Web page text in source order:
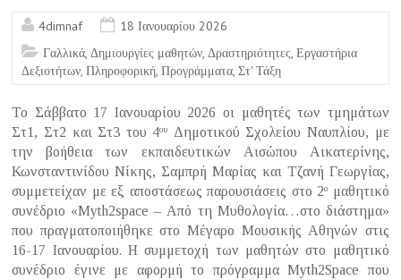
4dimnaf
18 Ιανουαρίου 2026
Γαλλικά Δημιουργίες μαθητών Δραστηριότητες ,Εργαστήρια
Δεξιοτήτων ,Πληροφορική ,Προγράμματα ,Στ' Τάξη
Το Σάββατο 17 Ιανουαρίου 2026 οι μαθητές των τμημάτων
Στ1, Στ2 και Στ3 του 4ου
Δημοτικού Σχολείου Ναυπλίου, με
την βοήθεια των εκπαιδευτικών Αισώπου Αικατερίνης,
Κωνσταντινίδου Νίκης, Σαμπρή Μαρίας και Τζανή Γεωργίας,
συμμετείχαν με εξ αποστάσεως παρουσιάσεις στο 2ο
μαθητικό
συνέδριο «Myth2space – Από τη Μυθολογία…στο διάστημα»
που πραγματοποιήθηκε στο Μέγαρο Μουσικής Αθηνών στις
16-17 Ιανουαρίου. Η συμμετοχή των μαθητών στο μαθητικό
συνέδριο έγινε με αφορμή το πρόγραμμα Myth2Space που